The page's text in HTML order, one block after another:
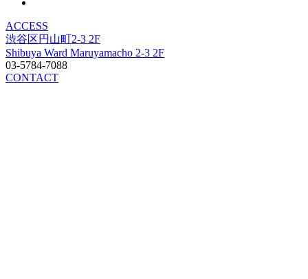
ACCESS
渋谷区円山町2-3 2F
Shibuya Ward Maruyamacho 2-3 2F
03-5784-7088
CONTACT